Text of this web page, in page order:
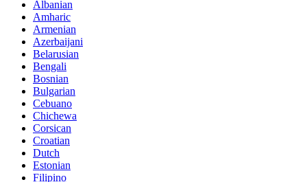
Albanian
Amharic
Armenian
Azerbaijani
Belarusian
Bengali
Bosnian
Bulgarian
Cebuano
Chichewa
Corsican
Croatian
Dutch
Estonian
Filipino